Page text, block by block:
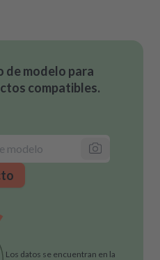
de modelo para
compatibles.
Los datos se encuentran en la